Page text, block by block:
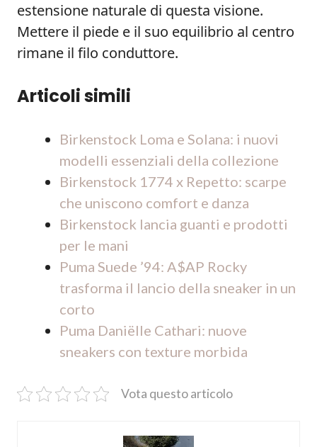
estensione naturale di questa visione.
Mettere il piede e il suo equilibrio al centro
rimane il filo conduttore.
Articoli simili
Birkenstock Loma e Solana: i nuovi
modelli essenziali della collezione
Birkenstock 1774 x Repetto: scarpe
che uniscono comfort e danza
Birkenstock lancia guanti e prodotti
per le mani
Puma Suede ’94: A$AP Rocky
trasforma il lancio della sneaker in un
corto
Puma Daniëlle Cathari: nuove
sneakers con texture morbida
Vota questo articolo